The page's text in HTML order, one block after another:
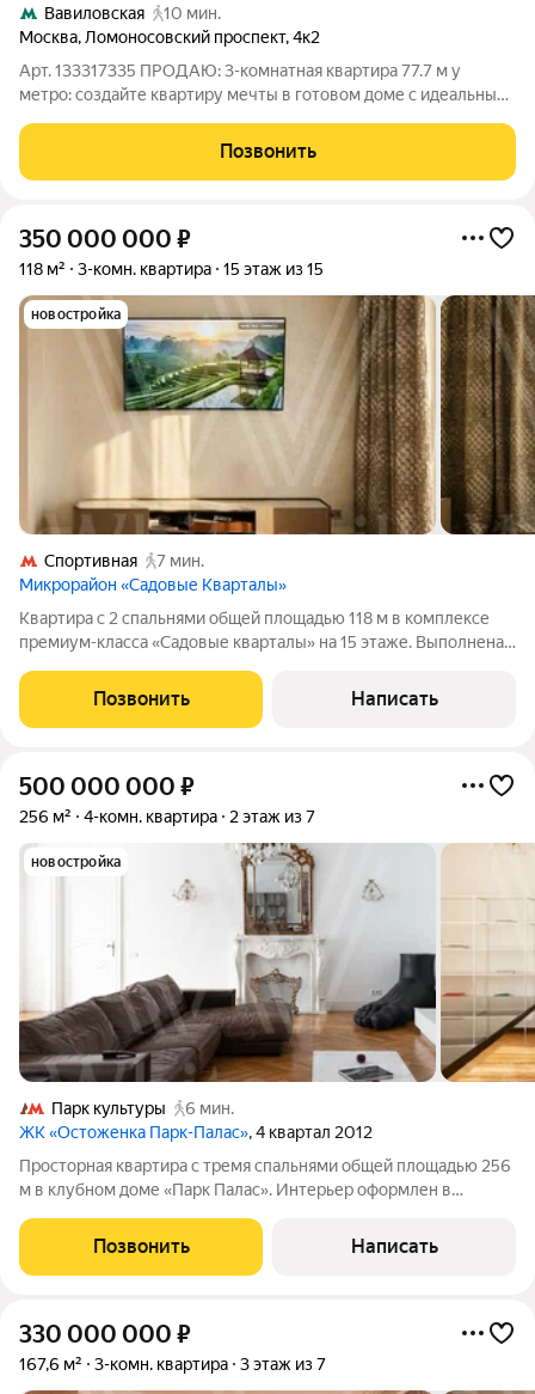
Вавиловская
10 мин.
Москва, Ломоносовский проспект,4к2
Арт. 133317335 ПРОДАЮ: 3-комнатная квартира 77.7 м у
метро: создайте квартиру мечты в готовом доме с идеальным
погружение? По запросу пришлю индивидуальный 3D-тур,
чтобы оценить каждый уголок, не
Позвонить
350 000 000 ₽
118 м² 3-комн. квартира 15 этаж из 15
новостройка
Спортивная
7 мин.
Микрорайон «Садовые Кварталы»
Квартира с 2 спальнями общей площадью 118 м в комплексе
премиум-класса «Садовые кварталы» на 15 этаже. Выполнена
система индивидуального кондиционирования. Планировка
включает кухню-гостиную с
Позвонить Написать
500 000 000 ₽
256 м² 4-комн. квартира 2 этаж из 7
новостройка
Парк культуры
6 мин.
ЖК «Остоженка Парк-Палас», 4 квартал 2012
Просторная квартира с тремя спальнями общей площадью 256
м в клубном доме «Парк Палас». Интерьер оформлен в
ценные породы дерева. На полу выложен паркет рисунком
«французская ёлочка», стены
Позвонить Написать
330 000 000 ₽
167,6 м² 3-комн. квартира 3 этаж из 7